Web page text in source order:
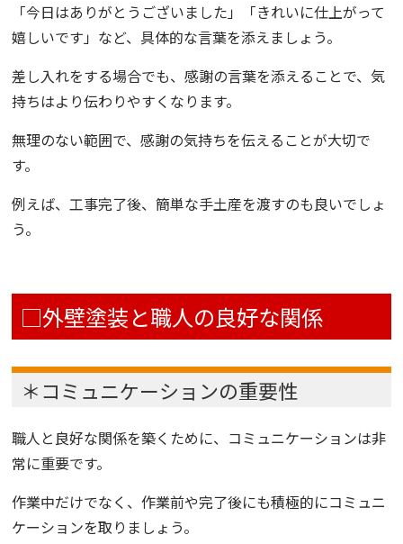
「今日はありがとうございました」「きれいに仕上がって
嬉しいです」など、具体的な言葉を添えましょう。
差し入れをする場合でも、感謝の言葉を添えることで、気
持ちはより伝わりやすくなります。
無理のない範囲で、感謝の気持ちを伝えることが大切で
す。
例えば、工事完了後、簡単な手土産を渡すのも良いでしょ
う。
□外壁塗装と職人の良好な関係
＊コミュニケーションの重要性
職人と良好な関係を築くために、コミュニケーションは非
常に重要です。
作業中だけでなく、作業前や完了後にも積極的にコミュニ
ケーションを取りましょう。